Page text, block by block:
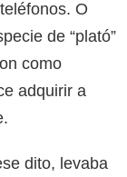
O
de “plató”
como
adquirir a
dito, levaba